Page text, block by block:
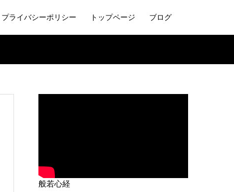
プライバシーポリシー トップページ ブログ
般若心経